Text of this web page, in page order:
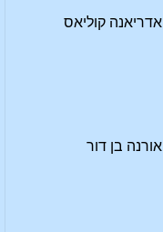
אדריאנה קוליאס
אורנה בן דור